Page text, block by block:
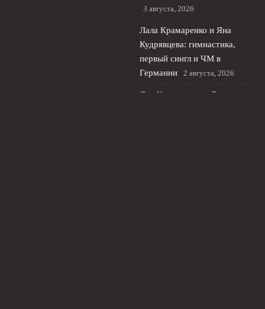
3 августа, 2026
Лала Крамаренко и Яна
Кудрявцева: гимнастика,
первый сингл и ЧМ в
Германии
2 августа, 2026
Яна Кудрявцева и Лала